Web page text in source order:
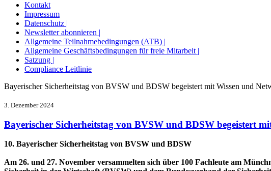
Kontakt
Impressum
Datenschutz |
Newsletter abonnieren |
Allgemeine Teilnahmebedingungen (ATB) |
Allgemeine Geschäftsbedingungen für freie Mitarbeit |
Satzung |
Compliance Leitlinie
Bayerischer Sicherheitstag von BVSW und BDSW begeistert mit Wissen und
3. Dezember 2024
Bayerischer Sicherheitstag von BVSW und BDSW begeistert
10. Bayerischer Sicherheitstag von BVSW und BDSW
Am 26. und 27. November versammelten sich über 100 Fachleute am